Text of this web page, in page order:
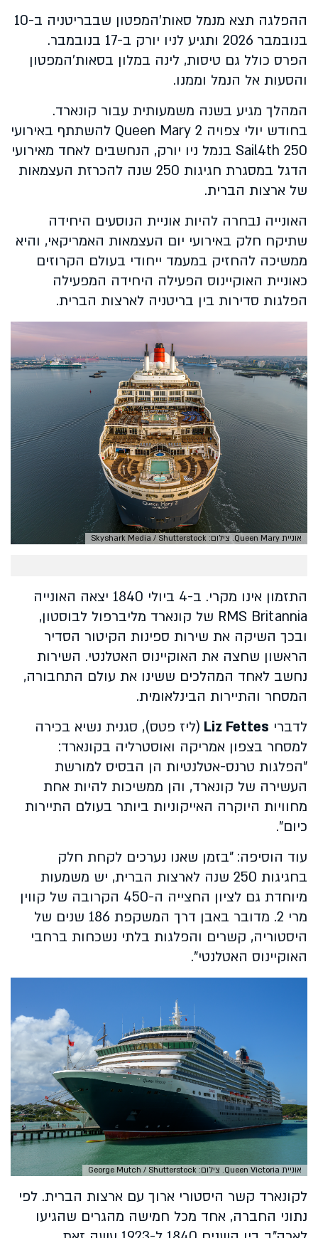
ההפלגה תצא מנמל סאות'המפטון שבבריטניה ב-10
בנובמבר 2026 ותגיע לניו יורק ב-17 בנובמבר.
הפרס כולל גם טיסות, לינה במלון בסאות'המפטון
והסעות אל הנמל וממנו.
המהלך מגיע בשנה משמעותית עבור קונארד.
בחודש יולי צפויה Queen Mary 2 להשתתף באירועי
Sail4th 250 בנמל ניו יורק, הנחשבים לאחד מאירועי
הדגל במסגרת חגיגות 250 שנה להכרזת העצמאות
של ארצות הברית.
האונייה נבחרה להיות אוניית הנוסעים היחידה
שתיקח חלק באירועי יום העצמאות האמריקאי, והיא
ממשיכה להחזיק במעמד ייחודי בעולם הקרוזים
כאוניית האוקיינוס הפעילה היחידה המפעילה
הפלגות סדירות בין בריטניה לארצות הברית.
אוניית Queen Mary. צילום: Skyshark Media / Shutterstock
התזמון אינו מקרי. ב-4 ביולי 1840 יצאה האונייה
RMS Britannia של קונארד מליברפול לבוסטון,
ובכך השיקה את שירות ספינות הקיטור הסדיר
הראשון שחצה את האוקיינוס האטלנטי. השירות
נחשב לאחד המהלכים ששינו את עולם התחבורה,
המסחר והתיירות הבינלאומית.
לדברי Liz Fettes (ליז פטס), סגנית נשיא בכירה
למסחר בצפון אמריקה ואוסטרליה בקונארד:
"הפלגות טרנס-אטלנטיות הן הבסיס למורשת
העשירה של קונארד, והן ממשיכות להיות אחת
מחוויות היוקרה האייקוניות ביותר בעולם התיירות
כיום".
עוד הוסיפה: "בזמן שאנו נערכים לקחת חלק
בחגיגות 250 שנה לארצות הברית, יש משמעות
מיוחדת גם לציון החצייה ה-450 הקרובה של קווין
מרי 2. מדובר באבן דרך המשקפת 186 שנים של
היסטוריה, קשרים והפלגות בלתי נשכחות ברחבי
האוקיינוס האטלנטי".
אוניית Queen Victoria. צילום: George Mutch / Shutterstock
לקונארד קשר היסטורי ארוך עם ארצות הברית. לפי
נתוני החברה, אחד מכל חמישה מהגרים שהגיעו